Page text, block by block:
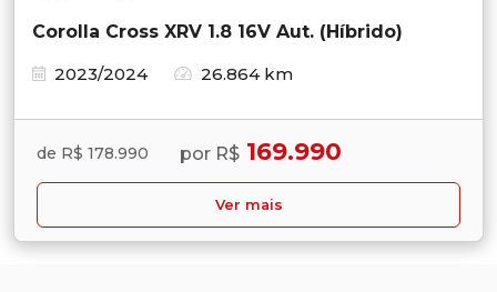
Corolla Cross XRV 1.8 16V Aut. (Híbrido)
2023/2024
26.864 km
de R$ 178.990 por R$ 169.990
Ver mais